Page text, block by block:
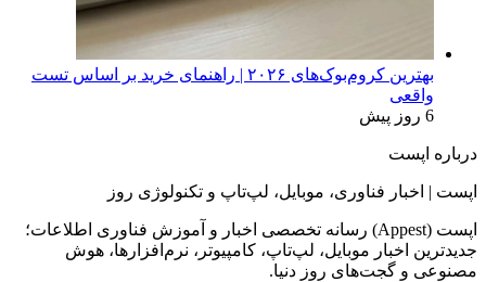
بهترین کروم‌بوک‌های ۲۰۲۶ | راهنمای خرید بر اساس تست
واقعی
6 روز پیش
درباره اپست
اپست | اخبار فناوری، موبایل، لپ‌تاپ و تکنولوژی روز
اپست (Appest) رسانه تخصصی اخبار و آموزش فناوری اطلاعات؛
جدیدترین اخبار موبایل، لپ‌تاپ، کامپیوتر، نرم‌افزارها، هوش
مصنوعی و گجت‌های روز دنیا.